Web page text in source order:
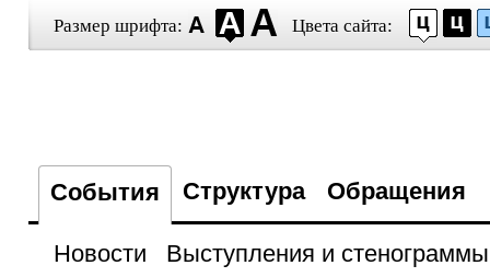
Размер шрифта: Цвета сайта:
События Структура Обращения
Новости
Выступления и стенограммы